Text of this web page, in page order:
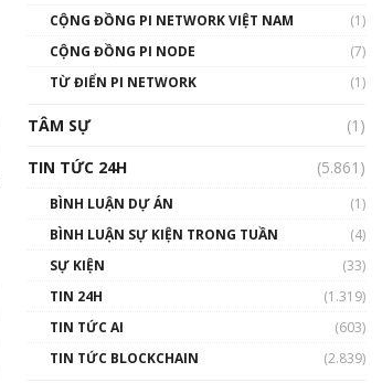
01:32:59
Talkshow17: Mùa đông
Crypto – Chiếc khăn gió ấm
01:49:30
Talkshow 14: MemeCoin –
CỘNG ĐỒNG PI NETWORK VIỆT NAM
(1)
CỘNG ĐỒNG PI NODE
(7)
TỪ ĐIỂN PI NETWORK
(1)
TÂM SỰ
(1)
TIN TỨC 24H
(5.861)
BÌNH LUẬN DỰ ÁN
(1)
BÌNH LUẬN SỰ KIỆN TRONG TUẦN
(4)
SỰ KIỆN
(33)
TIN 24H
(1.319)
TIN TỨC AI
(603)
TIN TỨC BLOCKCHAIN
(2.839)